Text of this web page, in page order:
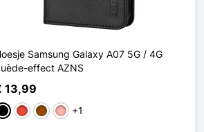
Samsung Galaxy A07 5G / 4G
effect AZNS
13,99
RoodBruinRose Goud
+1